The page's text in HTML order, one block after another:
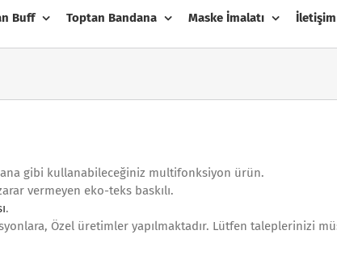
Buff Toptan Bandana Maske İmalatı İletişim
gibi kullanabileceğiniz multifonksiyon ürün.
vermeyen eko-teks baskılı.
.
Özel üretimler yapılmaktadır. Lütfen taleplerinizi